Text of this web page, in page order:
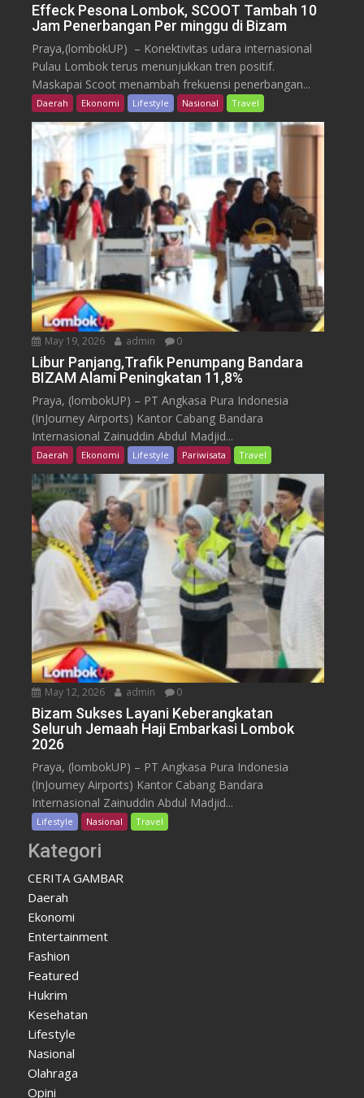
Effeck Pesona Lombok, SCOOT Tambah 10
Jam Penerbangan Per minggu di Bizam
Praya,(lombokUP) – Konektivitas udara internasional
Pulau Lombok terus menunjukkan tren positif.
Maskapai Scoot menambah frekuensi penerbangan...
Daerah Ekonomi Lifestyle Nasional Travel
May 19, 2026 admin 0
Libur Panjang,Trafik Penumpang Bandara
BIZAM Alami Peningkatan 11,8%
Praya, (lombokUP) – PT Angkasa Pura Indonesia
(InJourney Airports) Kantor Cabang Bandara
Internasional Zainuddin Abdul Madjid...
Daerah Ekonomi Lifestyle Pariwisata Travel
May 12, 2026 admin 0
Bizam Sukses Layani Keberangkatan
Seluruh Jemaah Haji Embarkasi Lombok
2026
Praya, (lombokUP) – PT Angkasa Pura Indonesia
(InJourney Airports) Kantor Cabang Bandara
Internasional Zainuddin Abdul Madjid...
Lifestyle Nasional Travel
Kategori
CERITA GAMBAR
Daerah
Ekonomi
Entertainment
Fashion
Featured
Hukrim
Kesehatan
Lifestyle
Nasional
Olahraga
Opini